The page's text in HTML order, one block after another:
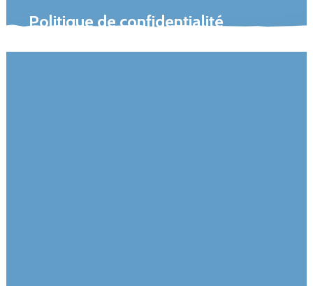
Politique de confidentialité